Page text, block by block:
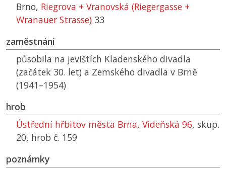
Brno, Riegrova + Vranovská (Riegergasse +
Wranauer Strasse) 33
zaměstnání
působila na jevištích Kladenského divadla
(začátek 30. let) a Zemského divadla v Brně
(1941–1954)
hrob
Ústřední hřbitov města Brna, Vídeňská 96, skup.
20, hrob č. 159
poznámky